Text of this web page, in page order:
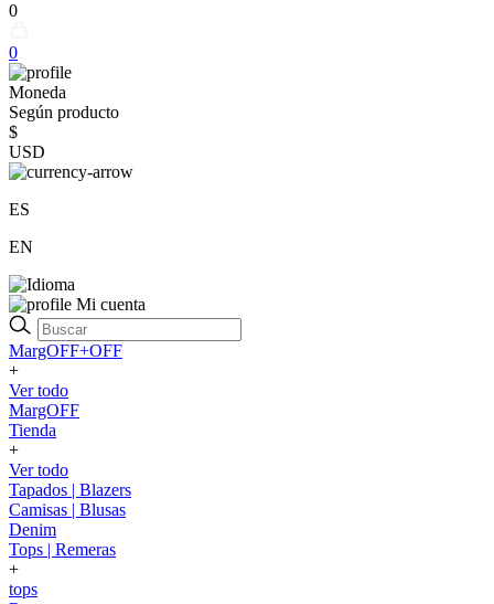
0
0
Moneda
Según producto
$
USD
ES
EN
Mi cuenta
MargOFF+OFF
+
Ver todo
MargOFF
Tienda
+
Ver todo
Tapados | Blazers
Camisas | Blusas
Denim
Tops | Remeras
+
tops